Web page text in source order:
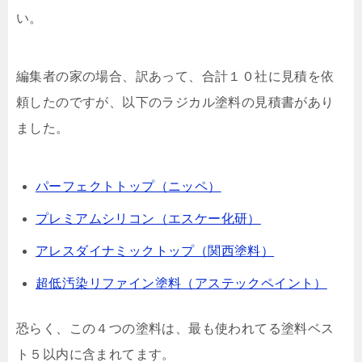
い。
編集者の家の場合、訳あって、合計１０社に見積を依
頼したのですが、以下のラジカル塗料の見積書があり
ました。
パーフェクトトップ（ニッペ）
プレミアムシリコン（エスケー化研）
アレスダイナミックトップ（関西塗料）
超低汚染リファイン塗料（アステックペイント）
恐らく、この４つの塗料は、最も使われてる塗料ベス
ト５以内に含まれてます。